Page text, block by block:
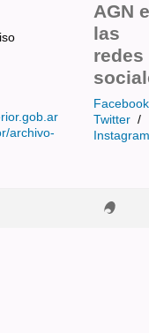
archivo-
AGN
las
redes
Facebook
Twitter /
Instagram